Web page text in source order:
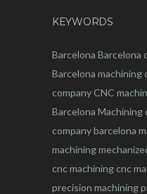
KEYWORDS
Barcelona Barcelona
Barcelona machining
companyCNC
Barcelona Machining
company barcelona
machining
cnc machiningcnc
precision machining